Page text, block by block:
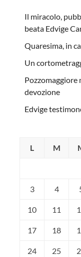
Il miracolo,
beata Edvige
Quaresima, in
Un
Pozzomaggiore
devozione
Edvige
L
M
3 4
10 11
17 18
24 25